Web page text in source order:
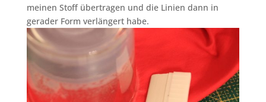
meinen Stoff übertragen und die Linien dann in
gerader Form verlängert habe.